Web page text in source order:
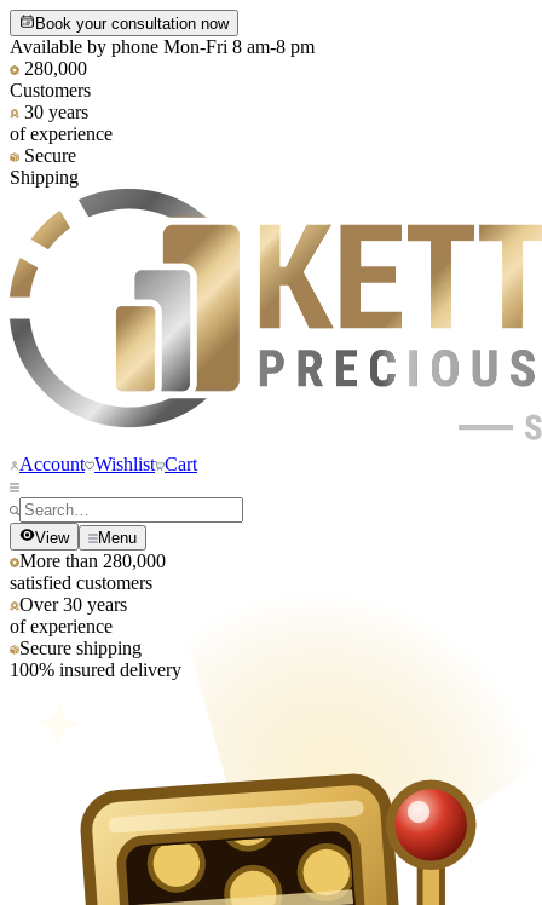
Book your consultation now
Available by phone Mon-Fri 8 am-8 pm
280,000
Customers
30 years
of experience
Secure
Shipping
Account Wishlist Cart
View Menu
More than 280,000
satisfied customers
Over 30 years
of experience
Secure shipping
100% insured delivery